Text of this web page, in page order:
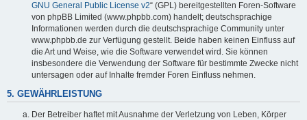
GNU General Public License v2“ (GPL) bereitgestellten Foren-Software
von phpBB Limited (www.phpbb.com) handelt; deutschsprachige
Informationen werden durch die deutschsprachige Community unter
www.phpbb.de zur Verfügung gestellt. Beide haben keinen Einfluss auf
die Art und Weise, wie die Software verwendet wird. Sie können
insbesondere die Verwendung der Software für bestimmte Zwecke nicht
untersagen oder auf Inhalte fremder Foren Einfluss nehmen.
5. GEWÄHRLEISTUNG
Der Betreiber haftet mit Ausnahme der Verletzung von Leben, Körper